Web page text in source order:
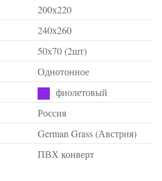
200х220
240х260
50х70 (2шт)
Однотонное
фиолетовый
Россия
German Grass (Австрия)
ПВХ конверт